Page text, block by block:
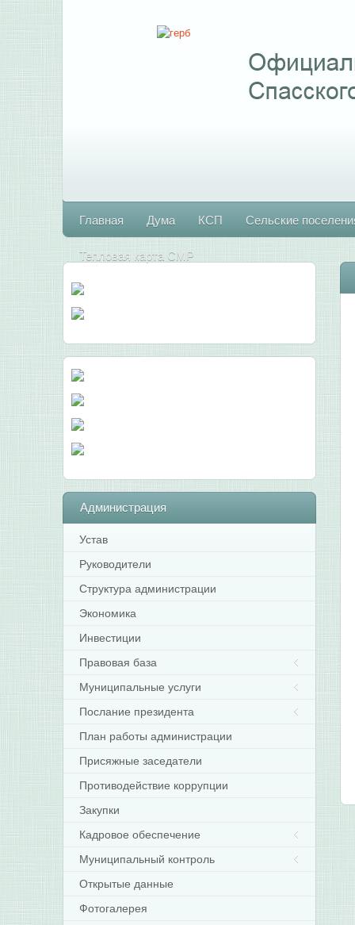
Главная Дума КСП Сельские
Тепловая карта СМР
Администрация
Устав
Руководители
Структура администрации
Экономика
Инвестиции
Правовая база
Муниципальные услуги
Послание президента
План работы администрации
Присяжные заседатели
Противодействие коррупции
Закупки
Кадровое обеспечение
Муниципальный контроль
Открытые данные
Фотогалерея